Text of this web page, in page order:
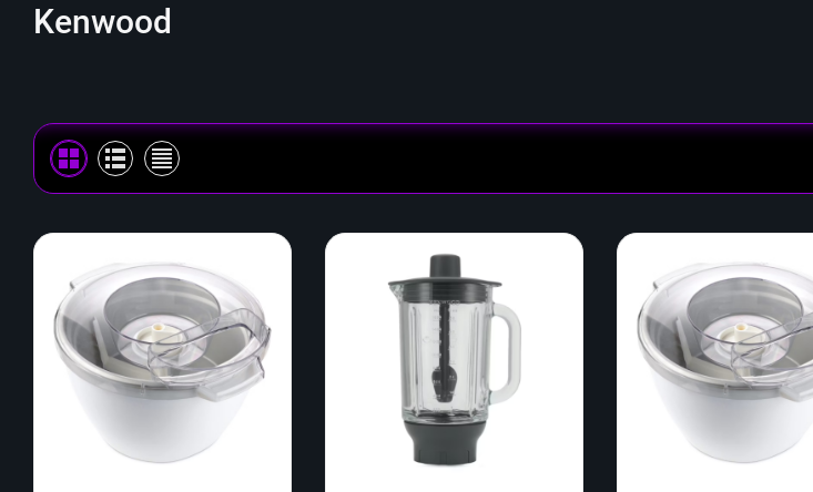
Kenwood